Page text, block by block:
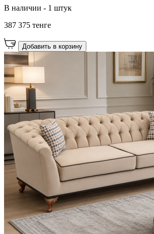
В наличии - 1 штук
387 375 тенге
Добавить в корзину